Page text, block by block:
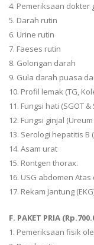
4. Pemeriksaan dokter
5. Darah rutin
6. Urine rutin
7. Faeses rutin
8. Golongan darah
9. Gula darah puasa
10. Profil lemak (TG,
11. Fungsi hati (SGOT &
12. Fungsi ginjal
13. Serologi hepatitis B
14. Asam urat
15. Rontgen thorax.
16. USG abdomen
17. Rekam Jantung
F. PAKET PRIA
1. Pemeriksaan fisik